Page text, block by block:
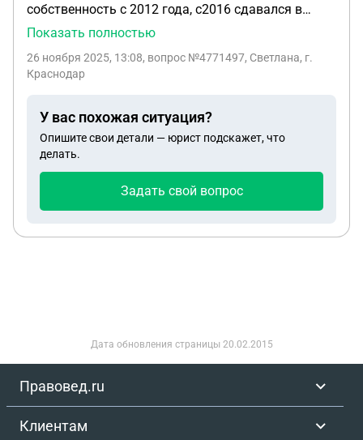
собственность с 2012 года, с2016 сдавался в
аренду КФХ налог оплачивался, ндфлс арендной
участка какой налог нужно будет уплатить?
Показать полностью
26 ноября 2025, 13:08, вопрос №4771497, Светлана, г.
Краснодар
У вас похожая ситуация?
Опишите свои детали — юрист подскажет, что
делать.
Задать свой вопрос
Дата обновления страницы 20.02.2015
Правовед.ru
Клиентам